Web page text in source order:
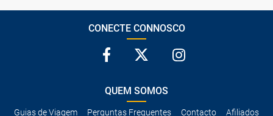
CONECTE CONNOSCO
QUEM SOMOS
Guias de Viagem Perguntas Frequentes Contacto Afiliados